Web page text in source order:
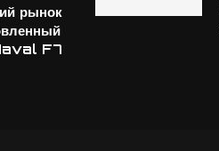
рынок
F7